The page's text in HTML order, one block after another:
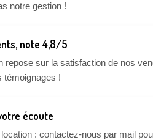
notre gestion !
note 4,8/5
repose sur la satisfaction de nos
témoignages !
écoute
: contactez-nous par mail